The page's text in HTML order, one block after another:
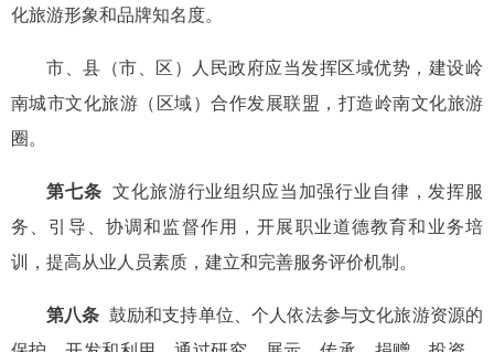
化旅游形象和品牌知名度。
市、县（市、区）人民政府应当发挥区域优势，建设岭
南城市文化旅游（区域）合作发展联盟，打造岭南文化旅游
圈。
第七条 文化旅游行业组织应当加强行业自律，发挥服
务、引导、协调和监督作用，开展职业道德教育和业务培
训，提高从业人员素质，建立和完善服务评价机制。
第八条 鼓励和支持单位、个人依法参与文化旅游资源的